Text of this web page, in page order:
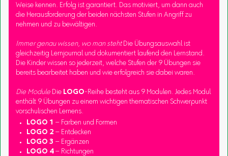
Weise kennen. Erfolg ist garantiert. Das motiviert, um dann auch
die Herausforderung der beiden nächsten Stufen in Angriff zu
nehmen und zu bewältigen.
Immer genau wissen, wo man stehtDie Übungsauswahl ist
gleichzeitig Lernjournal und dokumentiert laufend den Lernstand.
Die Kinder wissen so jederzeit, welche Stufen der 9 Übungen sie
bereits bearbeitet haben und wie erfolgreich sie dabei waren.
Die Module Die LOGO-Reihe besteht aus 9 Modulen. Jedes Modul
enthält 9 Übungen zu einem wichtigen thematischen Schwerpunkt
vorschulischen Lernens.
LOGO 1 – Farben und Formen
LOGO 2 – Entdecken
LOGO 3 – Ergänzen
LOGO 4– Richtungen